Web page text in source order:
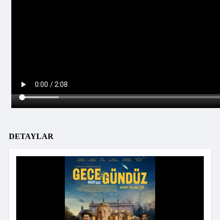
DETAYLAR